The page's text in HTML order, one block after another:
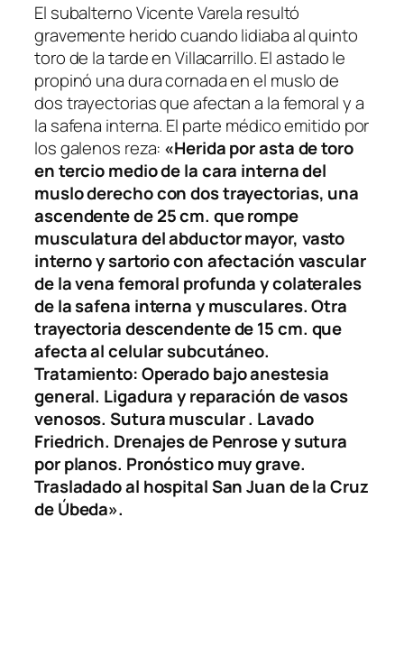
El subalterno Vicente Varela resultó
gravemente herido cuando lidiaba al quinto
toro de la tarde en Villacarrillo. El astado le
propinó una dura cornada en el muslo de
dos trayectorias que afectan a la femoral y a
la safena interna. El parte médico emitido por
los galenos reza: «Herida por asta de toro
en tercio medio de la cara interna del
muslo derecho con dos trayectorias, una
ascendente de 25 cm. que rompe
musculatura del abductor mayor, vasto
interno y sartorio con afectación vascular
de la vena femoral profunda y colaterales
de la safena interna y musculares. Otra
trayectoria descendente de 15 cm. que
afecta al celular subcutáneo.
Tratamiento: Operado bajo anestesia
general. Ligadura y reparación de vasos
venosos. Sutura muscular . Lavado
Friedrich. Drenajes de Penrose y sutura
por planos. Pronóstico muy grave.
Trasladado al hospital San Juan de la Cruz
de Úbeda».